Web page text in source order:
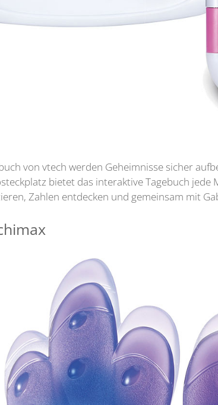
von vtech werden Geheimnisse sicher
bietet das interaktive Tagebuch
Zahlen entdecken und gemeinsam mit